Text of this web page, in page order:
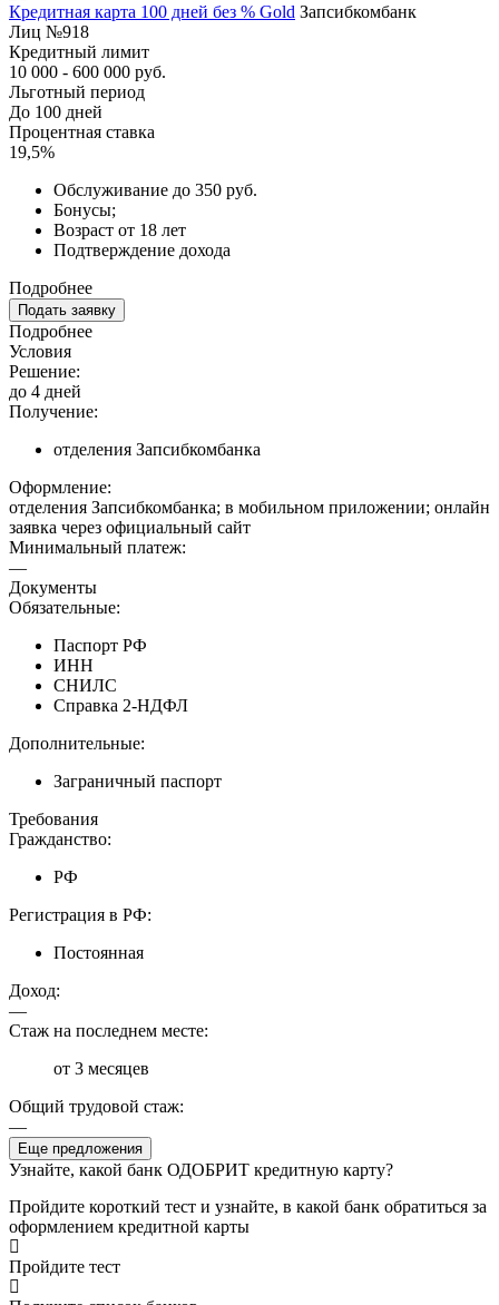
Кредитная карта 100 дней без % Gold Запсибкомбанк
Лиц №918
Кредитный лимит
10 000 - 600 000 руб.
Льготный период
До 100 дней
Процентная ставка
19,5%
Обслуживание до 350 руб.
Бонусы;
Возраст от 18 лет
Подтверждение дохода
Подробнее
Подать заявку
Подробнее
Условия
Решение:
до 4 дней
Получение:
отделения Запсибкомбанка
Оформление:
отделения Запсибкомбанка; в мобильном приложении; онлайн
заявка через официальный сайт
Минимальный платеж:
—
Документы
Обязательные:
Паспорт РФ
ИНН
СНИЛС
Справка 2-НДФЛ
Дополнительные:
Заграничный паспорт
Требования
Гражданство:
РФ
Регистрация в РФ:
Постоянная
Доход:
—
Стаж на последнем месте:
от 3 месяцев
Общий трудовой стаж:
—
Еще предложения
Узнайте, какой банк ОДОБРИТ кредитную карту?
Пройдите короткий тест и узнайте, в какой банк обратиться за
оформлением кредитной карты
Пройдите тест